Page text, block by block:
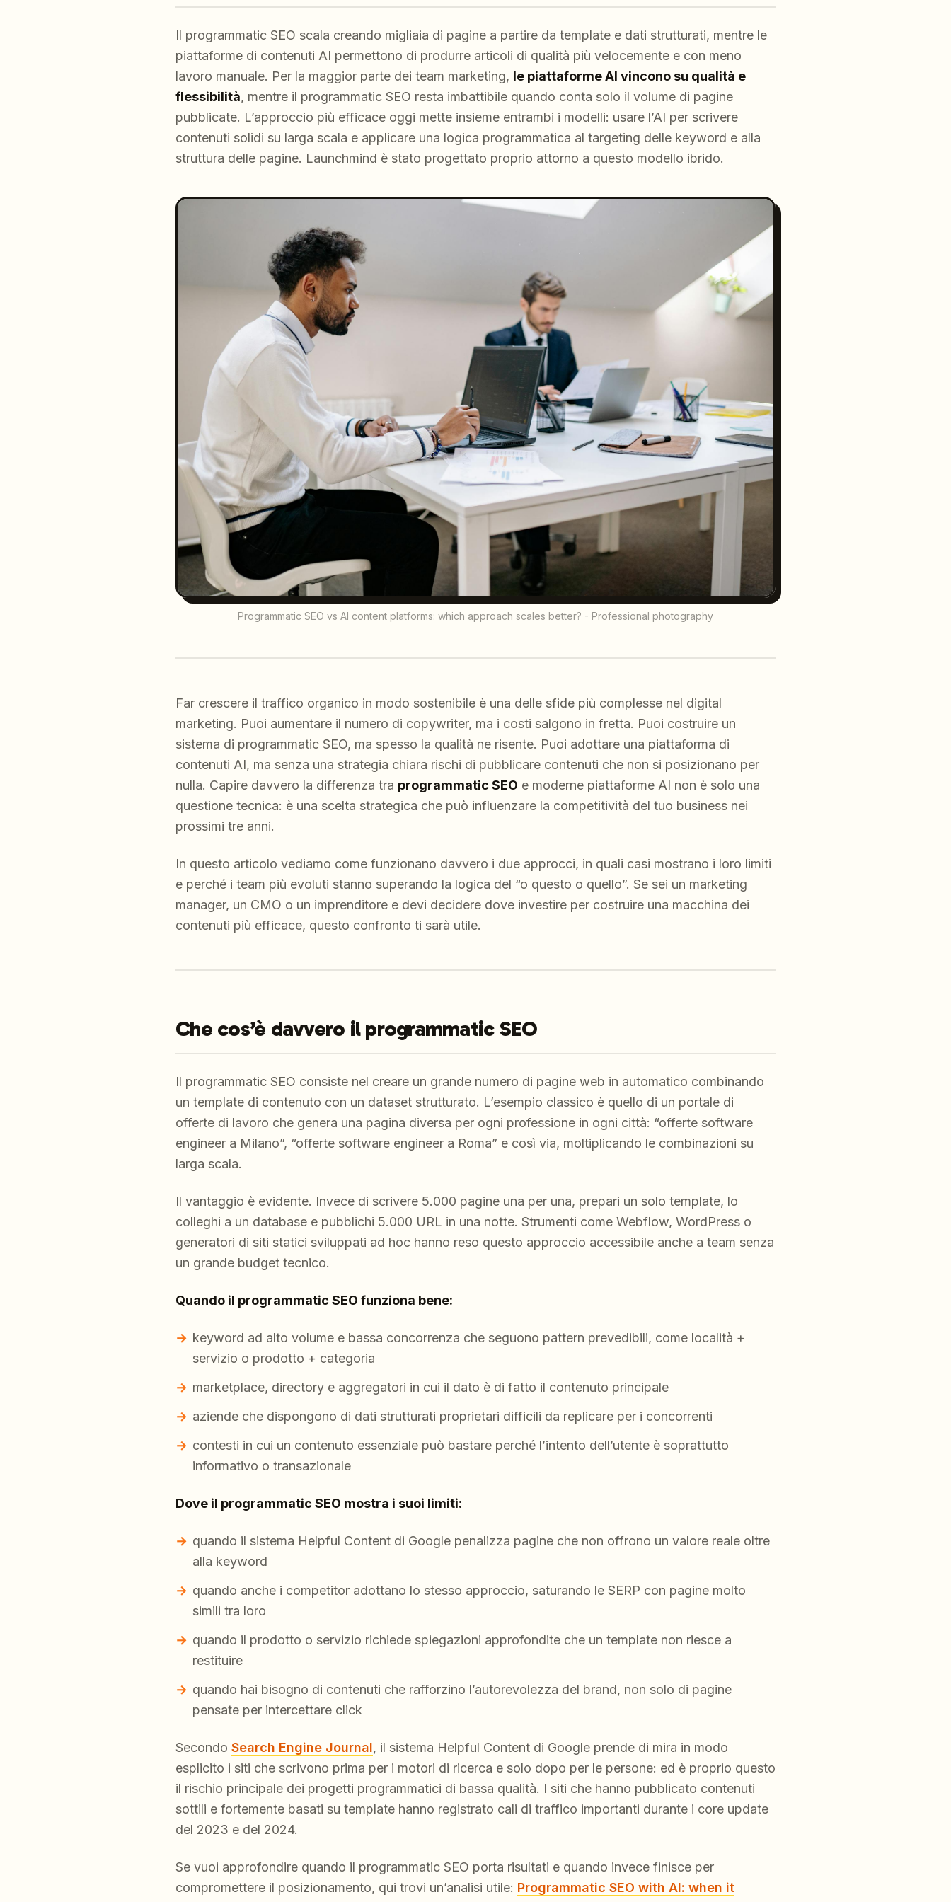
Il programmatic SEO scala creando migliaia di pagine a partire da template e dati strutturati, mentre le
piattaforme di contenuti AI permettono di produrre articoli di qualità più velocemente e con meno
lavoro manuale. Per la maggior parte dei team marketing, le piattaforme AI vincono su qualità e
flessibilità, mentre il programmatic SEO resta imbattibile quando conta solo il volume di pagine
pubblicate. L’approccio più efficace oggi mette insieme entrambi i modelli: usare l’AI per scrivere
contenuti solidi su larga scala e applicare una logica programmatica al targeting delle keyword e alla
struttura delle pagine. Launchmind è stato progettato proprio attorno a questo modello ibrido.
Programmatic SEO vs AI content platforms: which approach scales better? - Professional photography
Far crescere il traffico organico in modo sostenibile è una delle sfide più complesse nel digital
marketing. Puoi aumentare il numero di copywriter, ma i costi salgono in fretta. Puoi costruire un
sistema di programmatic SEO, ma spesso la qualità ne risente. Puoi adottare una piattaforma di
contenuti AI, ma senza una strategia chiara rischi di pubblicare contenuti che non si posizionano per
nulla. Capire davvero la differenza tra programmatic SEO e moderne piattaforme AI non è solo una
questione tecnica: è una scelta strategica che può influenzare la competitività del tuo business nei
prossimi tre anni.
In questo articolo vediamo come funzionano davvero i due approcci, in quali casi mostrano i loro limiti
e perché i team più evoluti stanno superando la logica del “o questo o quello”. Se sei un marketing
manager, un CMO o un imprenditore e devi decidere dove investire per costruire una macchina dei
contenuti più efficace, questo confronto ti sarà utile.
Che cos’è davvero il programmatic SEO
Il programmatic SEO consiste nel creare un grande numero di pagine web in automatico combinando
un template di contenuto con un dataset strutturato. L’esempio classico è quello di un portale di
offerte di lavoro che genera una pagina diversa per ogni professione in ogni città: “offerte software
engineer a Milano”, “offerte software engineer a Roma” e così via, moltiplicando le combinazioni su
larga scala.
Il vantaggio è evidente. Invece di scrivere 5.000 pagine una per una, prepari un solo template, lo
colleghi a un database e pubblichi 5.000 URL in una notte. Strumenti come Webflow, WordPress o
generatori di siti statici sviluppati ad hoc hanno reso questo approccio accessibile anche a team senza
un grande budget tecnico.
Quando il programmatic SEO funziona bene:
keyword ad alto volume e bassa concorrenza che seguono pattern prevedibili, come località +
servizio o prodotto + categoria
marketplace, directory e aggregatori in cui il dato è di fatto il contenuto principale
aziende che dispongono di dati strutturati proprietari difficili da replicare per i concorrenti
contesti in cui un contenuto essenziale può bastare perché l’intento dell’utente è soprattutto
informativo o transazionale
Dove il programmatic SEO mostra i suoi limiti:
quando il sistema Helpful Content di Google penalizza pagine che non offrono un valore reale oltre
alla keyword
quando anche i competitor adottano lo stesso approccio, saturando le SERP con pagine molto
simili tra loro
quando il prodotto o servizio richiede spiegazioni approfondite che un template non riesce a
restituire
quando hai bisogno di contenuti che rafforzino l’autorevolezza del brand, non solo di pagine
pensate per intercettare click
Secondo Search Engine Journal, il sistema Helpful Content di Google prende di mira in modo
esplicito i siti che scrivono prima per i motori di ricerca e solo dopo per le persone: ed è proprio questo
il rischio principale dei progetti programmatici di bassa qualità. I siti che hanno pubblicato contenuti
sottili e fortemente basati su template hanno registrato cali di traffico importanti durante i core update
del 2023 e del 2024.
Se vuoi approfondire quando il programmatic SEO porta risultati e quando invece finisce per
compromettere il posizionamento, qui trovi un’analisi utile: Programmatic SEO with AI: when it